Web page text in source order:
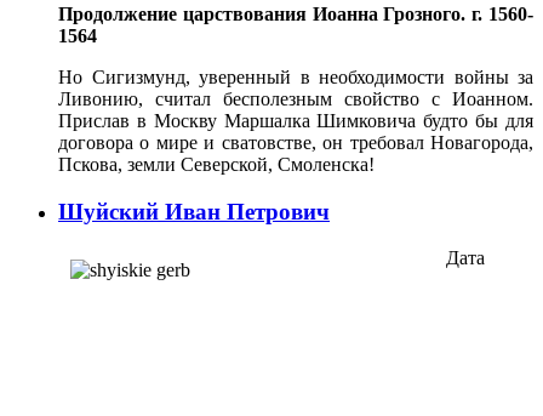
Продолжение царствования Иоанна Грозного. г. 1560-
1564
Но Сигизмунд, уверенный в необходимости войны за
Ливонию, считал бесполезным свойство с Иоанном.
Прислав в Москву Маршалка Шимковича будто бы для
договора о мире и сватовстве, он требовал Новагорода,
Пскова, земли Северской, Смоленска!
Шуйский Иван Петрович
Дата